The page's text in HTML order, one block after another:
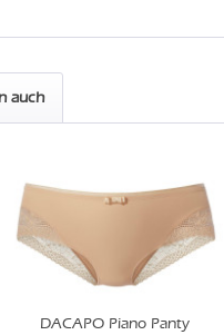
auch
DACAPO Piano Panty